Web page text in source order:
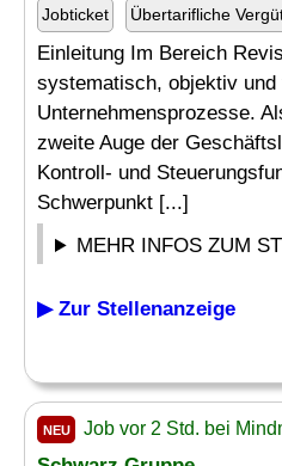
Jobticket Übertarifliche
Einleitung Im Bereich
systematisch, objektiv und
Unternehmensprozesse.
zweite Auge der
Kontroll- und
Schwerpunkt [...]
MEHR INFOS ZUM
▶ Zur Stellenanzeige
NEU Job vor 2 Std. bei